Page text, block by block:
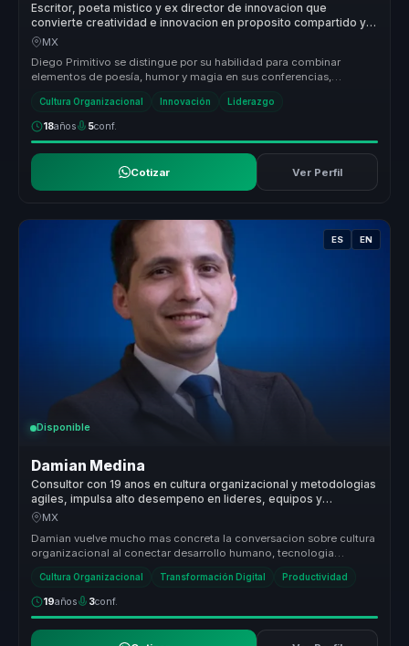
Escritor, poeta mistico y ex director de innovacion que
convierte creatividad e innovacion en proposito compartido y
cohesion para organizaciones y equipos.
MX
Diego Primitivo se distingue por su habilidad para combinar
elementos de poesía, humor y magia en sus conferencias,
Cultura Organizacional Innovación Liderazgo
18años 5conf.
Cotizar Ver Perfil
ES EN
Disponible
Damian Medina
Consultor con 19 anos en cultura organizacional y metodologias
agiles, impulsa alto desempeno en lideres, equipos y
empresas.
MX
Damian vuelve mucho mas concreta la conversacion sobre cultura
organizacional al conectar desarrollo humano, tecnologia
Cultura Organizacional Transformación Digital Productividad
19años 3conf.